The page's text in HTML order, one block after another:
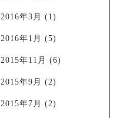
2016年3月 (1)
2016年1月 (5)
2015年11月 (6)
2015年9月 (2)
2015年7月 (2)